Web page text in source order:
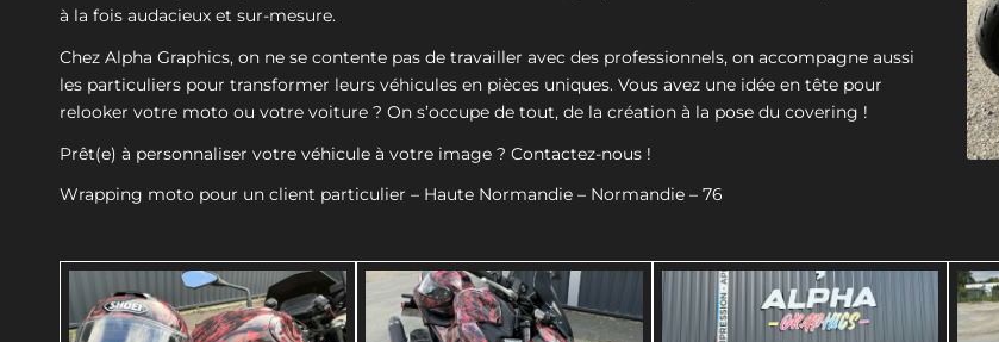
à la fois audacieux et sur-mesure.
Chez Alpha Graphics, on ne se contente pas de travailler avec des professionnels, on accompagne aussi
les particuliers pour transformer leurs véhicules en pièces uniques. Vous avez une idée en tête pour
relooker votre moto ou votre voiture ? On s’occupe de tout, de la création à la pose du covering !
Prêt(e) à personnaliser votre véhicule à votre image ? Contactez-nous !
Wrapping moto pour un client particulier – Haute Normandie – Normandie – 76